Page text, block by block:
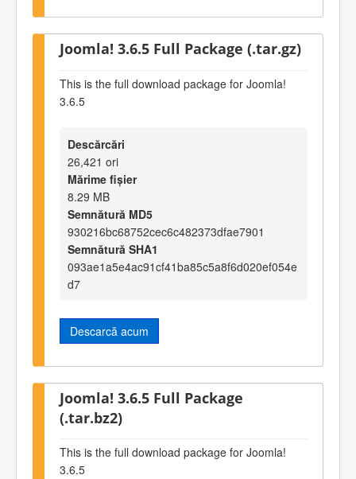
Joomla! 3.6.5 Full Package (.tar.gz)
This is the full download package for Joomla!
3.6.5
Descărcări
26,421 ori
Mărime fișier
8.29 MB
Semnătură MD5
930216bc68752cec6c482373dfae7901
Semnătură SHA1
093ae1a5e4ac91cf41ba85c5a8f6d020ef054e
d7
Descarcă acum
Joomla! 3.6.5 Full Package
(.tar.bz2)
This is the full download package for Joomla!
3.6.5